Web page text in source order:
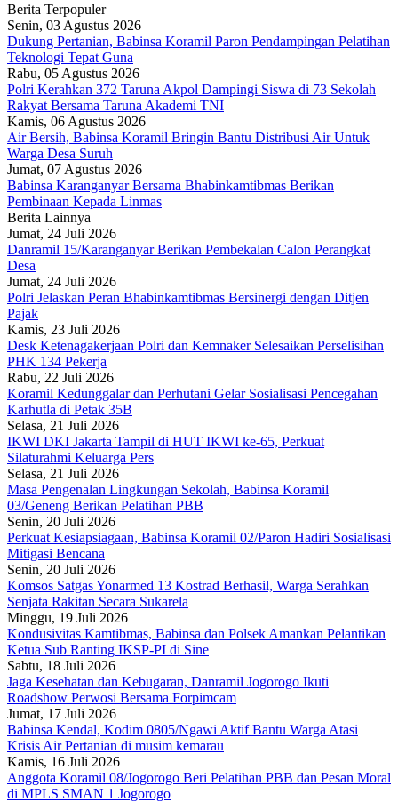
Berita Terpopuler
Senin, 03 Agustus 2026
Dukung Pertanian, Babinsa Koramil Paron Pendampingan Pelatihan
Teknologi Tepat Guna
Rabu, 05 Agustus 2026
Polri Kerahkan 372 Taruna Akpol Dampingi Siswa di 73 Sekolah
Rakyat Bersama Taruna Akademi TNI
Kamis, 06 Agustus 2026
Air Bersih, Babinsa Koramil Bringin Bantu Distribusi Air Untuk
Warga Desa Suruh
Jumat, 07 Agustus 2026
Babinsa Karanganyar Bersama Bhabinkamtibmas Berikan
Pembinaan Kepada Linmas
Berita Lainnya
Jumat, 24 Juli 2026
Danramil 15/Karanganyar Berikan Pembekalan Calon Perangkat
Desa
Jumat, 24 Juli 2026
Polri Jelaskan Peran Bhabinkamtibmas Bersinergi dengan Ditjen
Pajak
Kamis, 23 Juli 2026
Desk Ketenagakerjaan Polri dan Kemnaker Selesaikan Perselisihan
PHK 134 Pekerja
Rabu, 22 Juli 2026
Koramil Kedunggalar dan Perhutani Gelar Sosialisasi Pencegahan
Karhutla di Petak 35B
Selasa, 21 Juli 2026
IKWI DKI Jakarta Tampil di HUT IKWI ke-65, Perkuat
Silaturahmi Keluarga Pers
Selasa, 21 Juli 2026
Masa Pengenalan Lingkungan Sekolah, Babinsa Koramil
03/Geneng Berikan Pelatihan PBB
Senin, 20 Juli 2026
Perkuat Kesiapsiagaan, Babinsa Koramil 02/Paron Hadiri Sosialisasi
Mitigasi Bencana
Senin, 20 Juli 2026
Komsos Satgas Yonarmed 13 Kostrad Berhasil, Warga Serahkan
Senjata Rakitan Secara Sukarela
Minggu, 19 Juli 2026
Kondusivitas Kamtibmas, Babinsa dan Polsek Amankan Pelantikan
Ketua Sub Ranting IKSP-PI di Sine
Sabtu, 18 Juli 2026
Jaga Kesehatan dan Kebugaran, Danramil Jogorogo Ikuti
Roadshow Perwosi Bersama Forpimcam
Jumat, 17 Juli 2026
Babinsa Kendal, Kodim 0805/Ngawi Aktif Bantu Warga Atasi
Krisis Air Pertanian di musim kemarau
Kamis, 16 Juli 2026
Anggota Koramil 08/Jogorogo Beri Pelatihan PBB dan Pesan Moral
di MPLS SMAN 1 Jogorogo